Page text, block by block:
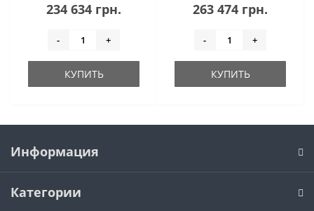
234 634 грн.
- +
КУПИТЬ
263 474 грн.
- +
КУПИТЬ
Информация
Категории